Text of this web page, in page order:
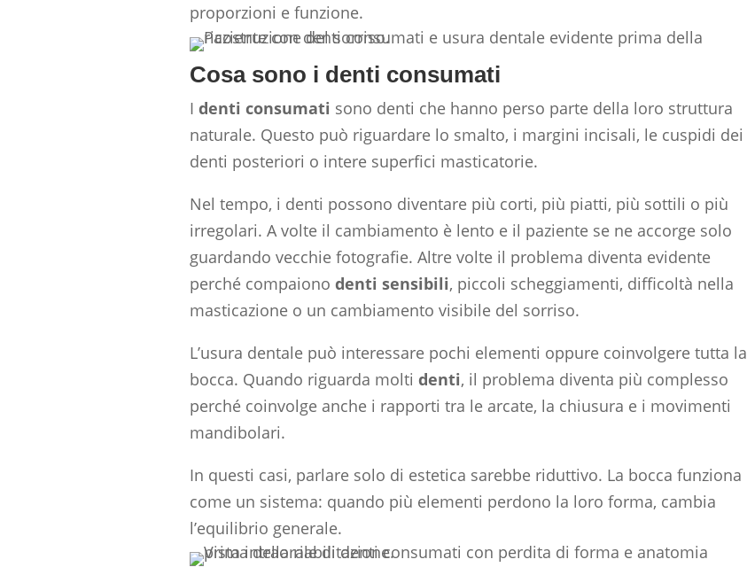
proporzioni e funzione.
Cosa sono i denti consumati
Identi consumati sono denti che hanno perso parte della loro struttura
naturale. Questo può riguardare lo smalto, i margini incisali, le cuspidi dei
denti posteriori o intere superfici masticatorie.
Nel tempo, i denti possono diventare più corti, più piatti, più sottili o più
irregolari. A volte il cambiamento è lento e il paziente se ne accorge solo
guardando vecchie fotografie. Altre volte il problema diventa evidente
perché compaionodenti sensibili, piccoli scheggiamenti, difficoltà nella
masticazione o un cambiamento visibile del sorriso.
L’usura dentale può interessare pochi elementi oppure coinvolgere tutta la
bocca. Quando riguarda moltidenti, il problema diventa più complesso
perché coinvolge anche i rapporti tra le arcate, la chiusura e i movimenti
mandibolari.
In questi casi, parlare solo di estetica sarebbe riduttivo. La bocca funziona
come un sistema: quando più elementi perdono la loro forma, cambia
l’equilibrio generale.